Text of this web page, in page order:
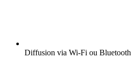
Diffusion via Wi-Fi ou Bluetooth